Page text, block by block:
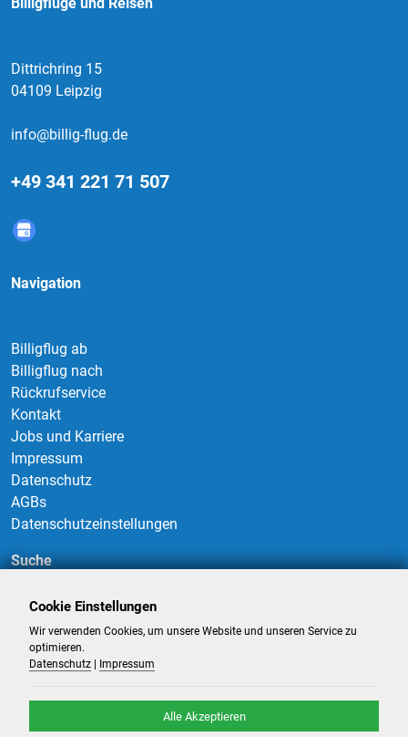
Dittrichring 15
04109 Leipzig
info@billig-flug.de
+49 341 221 71 507
Navigation
Billigflug ab
Billigflug nach
Rückrufservice
Kontakt
Jobs und Karriere
Impressum
Datenschutz
AGBs
Datenschutzeinstellungen
Suche
Suchen
Cookie Einstellungen
Wir verwenden Cookies, um unsere Website und unseren Service zu
optimieren.
Datenschutz
Impressum
Alle Akzeptieren